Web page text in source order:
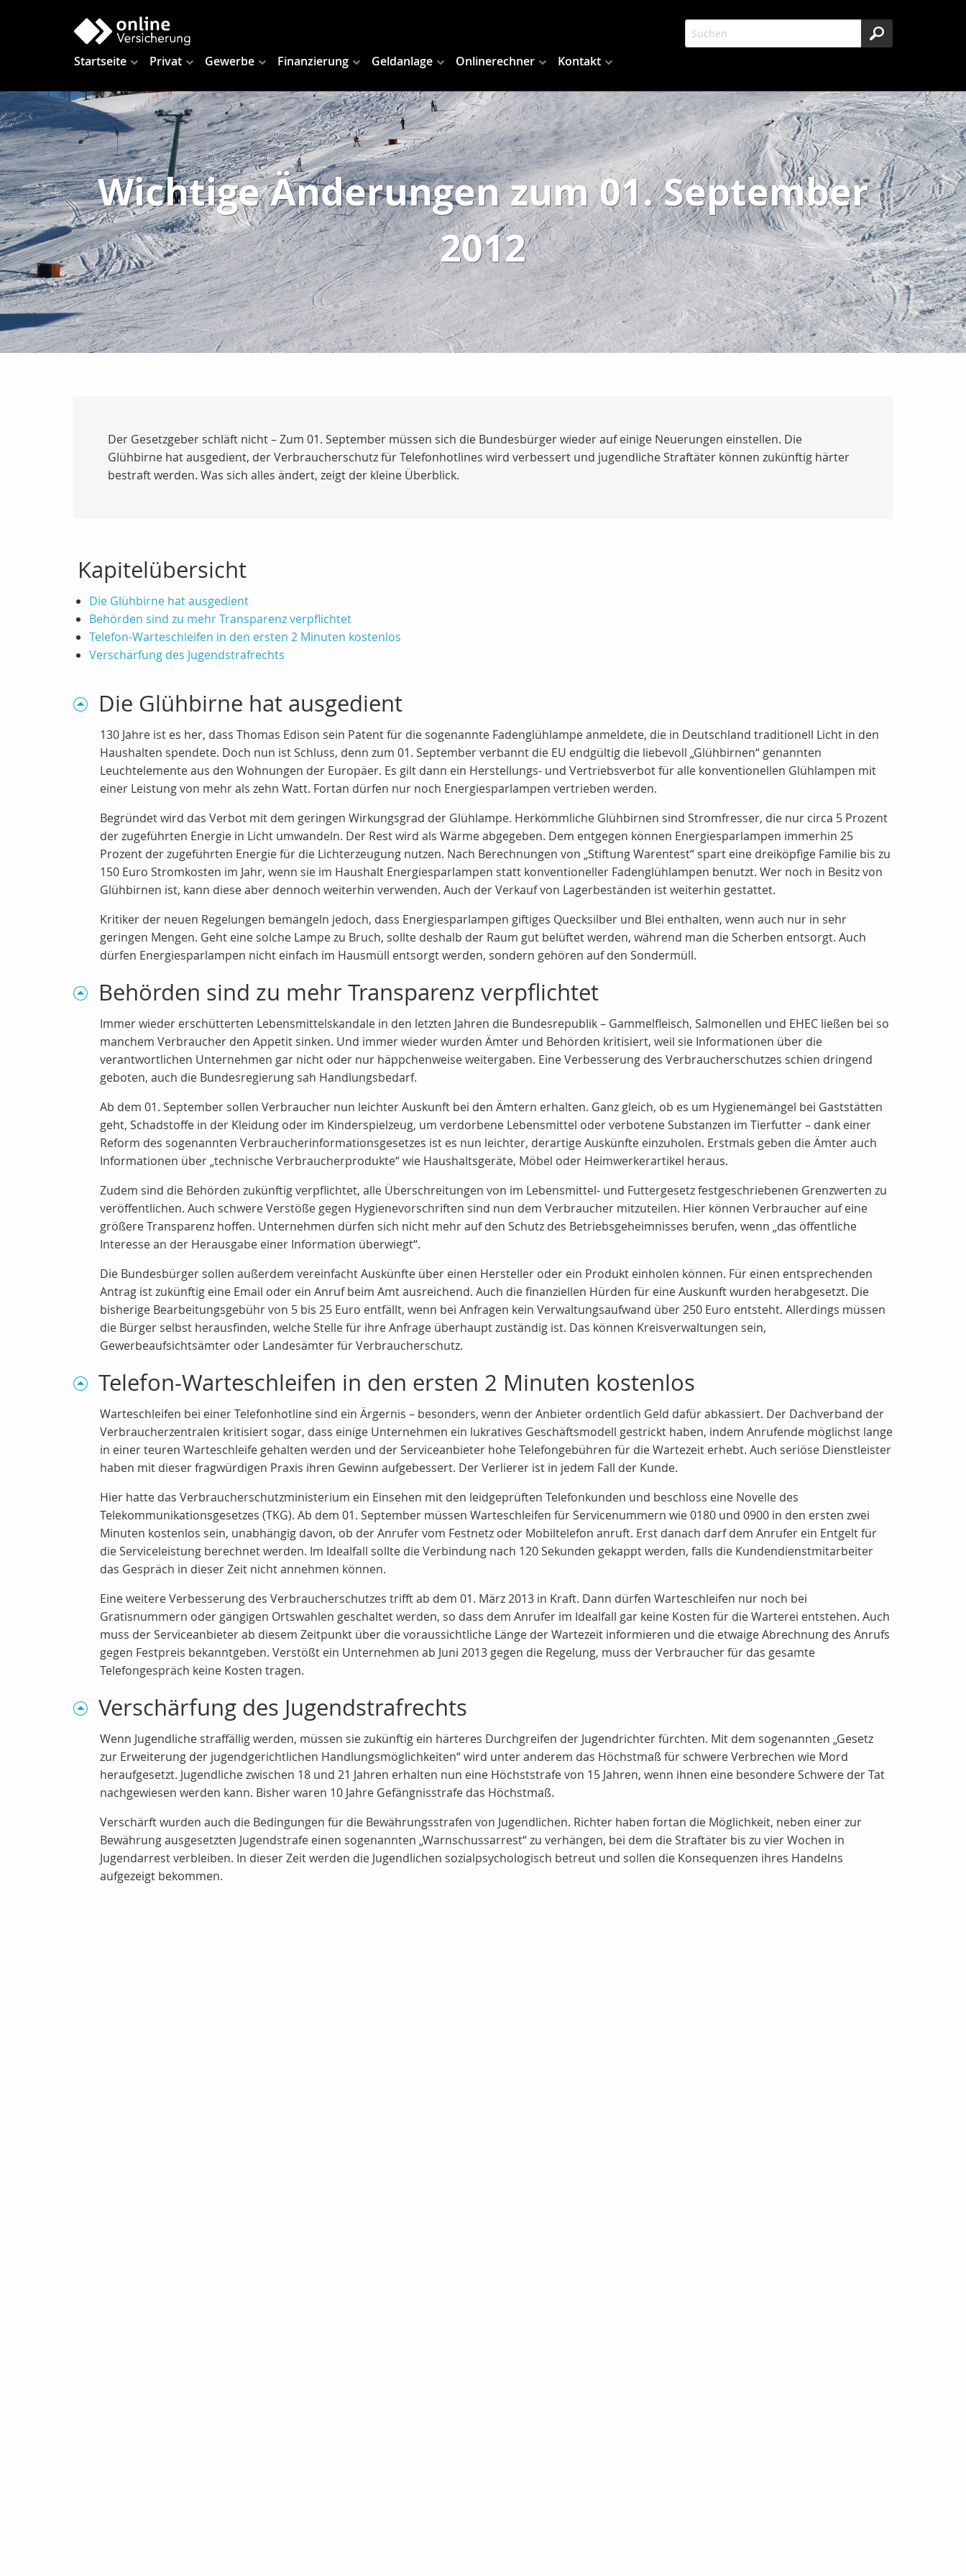
Startseite Privat Gewerbe Finanzierung Geldanlage Onlinerechner Kontakt
Wichtige Änderungen zum 01. September
2012
Der Gesetzgeber schläft nicht – Zum 01. September müssen sich die Bundesbürger wieder auf einige Neuerungen einstellen. Die
Glühbirne hat ausgedient, der Verbraucherschutz für Telefonhotlines wird verbessert und jugendliche Straftäter können zukünftig härter
bestraft werden. Was sich alles ändert, zeigt der kleine Überblick.
Kapitelübersicht
Die Glühbirne hat ausgedient
Behörden sind zu mehr Transparenz verpflichtet
Telefon-Warteschleifen in den ersten 2 Minuten kostenlos
Verschärfung des Jugendstrafrechts
Die Glühbirne hat ausgedient
130 Jahre ist es her, dass Thomas Edison sein Patent für die sogenannte Fadenglühlampe anmeldete, die in Deutschland traditionell Licht in den
Haushalten spendete. Doch nun ist Schluss, denn zum 01. September verbannt die EU endgültig die liebevoll „Glühbirnen“ genannten
Leuchtelemente aus den Wohnungen der Europäer. Es gilt dann ein Herstellungs- und Vertriebsverbot für alle konventionellen Glühlampen mit
einer Leistung von mehr als zehn Watt. Fortan dürfen nur noch Energiesparlampen vertrieben werden.
Begründet wird das Verbot mit dem geringen Wirkungsgrad der Glühlampe. Herkömmliche Glühbirnen sind Stromfresser, die nur circa 5 Prozent
der zugeführten Energie in Licht umwandeln. Der Rest wird als Wärme abgegeben. Dem entgegen können Energiesparlampen immerhin 25
Prozent der zugeführten Energie für die Lichterzeugung nutzen. Nach Berechnungen von „Stiftung Warentest“ spart eine dreiköpfige Familie bis zu
150 Euro Stromkosten im Jahr, wenn sie im Haushalt Energiesparlampen statt konventioneller Fadenglühlampen benutzt. Wer noch in Besitz von
Glühbirnen ist, kann diese aber dennoch weiterhin verwenden. Auch der Verkauf von Lagerbeständen ist weiterhin gestattet.
Kritiker der neuen Regelungen bemängeln jedoch, dass Energiesparlampen giftiges Quecksilber und Blei enthalten, wenn auch nur in sehr
geringen Mengen. Geht eine solche Lampe zu Bruch, sollte deshalb der Raum gut belüftet werden, während man die Scherben entsorgt. Auch
dürfen Energiesparlampen nicht einfach im Hausmüll entsorgt werden, sondern gehören auf den Sondermüll.
Behörden sind zu mehr Transparenz verpflichtet
Immer wieder erschütterten Lebensmittelskandale in den letzten Jahren die Bundesrepublik – Gammelfleisch, Salmonellen und EHEC ließen bei so
manchem Verbraucher den Appetit sinken. Und immer wieder wurden Ämter und Behörden kritisiert, weil sie Informationen über die
verantwortlichen Unternehmen gar nicht oder nur häppchenweise weitergaben. Eine Verbesserung des Verbraucherschutzes schien dringend
geboten, auch die Bundesregierung sah Handlungsbedarf.
Ab dem 01. September sollen Verbraucher nun leichter Auskunft bei den Ämtern erhalten. Ganz gleich, ob es um Hygienemängel bei Gaststätten
geht, Schadstoffe in der Kleidung oder im Kinderspielzeug, um verdorbene Lebensmittel oder verbotene Substanzen im Tierfutter – dank einer
Reform des sogenannten Verbraucherinformationsgesetzes ist es nun leichter, derartige Auskünfte einzuholen. Erstmals geben die Ämter auch
Informationen über „technische Verbraucherprodukte“ wie Haushaltsgeräte, Möbel oder Heimwerkerartikel heraus.
Zudem sind die Behörden zukünftig verpflichtet, alle Überschreitungen von im Lebensmittel- und Futtergesetz festgeschriebenen Grenzwerten zu
veröffentlichen. Auch schwere Verstöße gegen Hygienevorschriften sind nun dem Verbraucher mitzuteilen. Hier können Verbraucher auf eine
größere Transparenz hoffen. Unternehmen dürfen sich nicht mehr auf den Schutz des Betriebsgeheimnisses berufen, wenn „das öffentliche
Interesse an der Herausgabe einer Information überwiegt“.
Die Bundesbürger sollen außerdem vereinfacht Auskünfte über einen Hersteller oder ein Produkt einholen können. Für einen entsprechenden
Antrag ist zukünftig eine Email oder ein Anruf beim Amt ausreichend. Auch die finanziellen Hürden für eine Auskunft wurden herabgesetzt. Die
bisherige Bearbeitungsgebühr von 5 bis 25 Euro entfällt, wenn bei Anfragen kein Verwaltungsaufwand über 250 Euro entsteht. Allerdings müssen
die Bürger selbst herausfinden, welche Stelle für ihre Anfrage überhaupt zuständig ist. Das können Kreisverwaltungen sein,
Gewerbeaufsichtsämter oder Landesämter für Verbraucherschutz.
Telefon-Warteschleifen in den ersten 2 Minuten kostenlos
Warteschleifen bei einer Telefonhotline sind ein Ärgernis – besonders, wenn der Anbieter ordentlich Geld dafür abkassiert. Der Dachverband der
Verbraucherzentralen kritisiert sogar, dass einige Unternehmen ein lukratives Geschäftsmodell gestrickt haben, indem Anrufende möglichst lange
in einer teuren Warteschleife gehalten werden und der Serviceanbieter hohe Telefongebühren für die Wartezeit erhebt. Auch seriöse Dienstleister
haben mit dieser fragwürdigen Praxis ihren Gewinn aufgebessert. Der Verlierer ist in jedem Fall der Kunde.
Hier hatte das Verbraucherschutzministerium ein Einsehen mit den leidgeprüften Telefonkunden und beschloss eine Novelle des
Telekommunikationsgesetzes (TKG). Ab dem 01. September müssen Warteschleifen für Servicenummern wie 0180 und 0900 in den ersten zwei
Minuten kostenlos sein, unabhängig davon, ob der Anrufer vom Festnetz oder Mobiltelefon anruft. Erst danach darf dem Anrufer ein Entgelt für
die Serviceleistung berechnet werden. Im Idealfall sollte die Verbindung nach 120 Sekunden gekappt werden, falls die Kundendienstmitarbeiter
das Gespräch in dieser Zeit nicht annehmen können.
Eine weitere Verbesserung des Verbraucherschutzes trifft ab dem 01. März 2013 in Kraft. Dann dürfen Warteschleifen nur noch bei
Gratisnummern oder gängigen Ortswahlen geschaltet werden, so dass dem Anrufer im Idealfall gar keine Kosten für die Warterei entstehen. Auch
muss der Serviceanbieter ab diesem Zeitpunkt über die voraussichtliche Länge der Wartezeit informieren und die etwaige Abrechnung des Anrufs
gegen Festpreis bekanntgeben. Verstößt ein Unternehmen ab Juni 2013 gegen die Regelung, muss der Verbraucher für das gesamte
Telefongespräch keine Kosten tragen.
Verschärfung des Jugendstrafrechts
Wenn Jugendliche straffällig werden, müssen sie zukünftig ein härteres Durchgreifen der Jugendrichter fürchten. Mit dem sogenannten „Gesetz
zur Erweiterung der jugendgerichtlichen Handlungsmöglichkeiten“ wird unter anderem das Höchstmaß für schwere Verbrechen wie Mord
heraufgesetzt. Jugendliche zwischen 18 und 21 Jahren erhalten nun eine Höchststrafe von 15 Jahren, wenn ihnen eine besondere Schwere der Tat
nachgewiesen werden kann. Bisher waren 10 Jahre Gefängnisstrafe das Höchstmaß.
Verschärft wurden auch die Bedingungen für die Bewährungsstrafen von Jugendlichen. Richter haben fortan die Möglichkeit, neben einer zur
Bewährung ausgesetzten Jugendstrafe einen sogenannten „Warnschussarrest“ zu verhängen, bei dem die Straftäter bis zu vier Wochen in
Jugendarrest verbleiben. In dieser Zeit werden die Jugendlichen sozialpsychologisch betreut und sollen die Konsequenzen ihres Handelns
aufgezeigt bekommen.